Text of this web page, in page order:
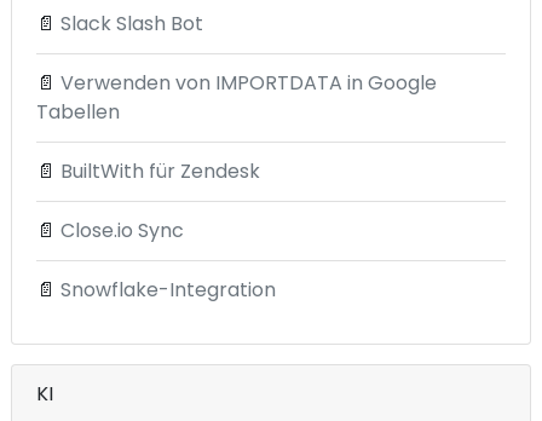
📄 Slack Slash Bot
📄 Verwenden von IMPORTDATA in Google
Tabellen
📄 BuiltWith für Zendesk
📄 Close.io Sync
📄 Snowflake-Integration
KI